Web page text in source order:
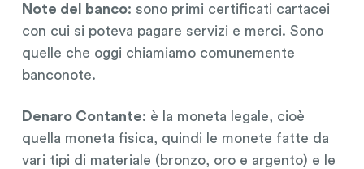
Note del banco: sono primi certificati cartacei
con cui si poteva pagare servizi e merci. Sono
quelle che oggi chiamiamo comunemente
banconote.
Denaro Contante: è la moneta legale, cioè
quella moneta fisica, quindi le monete fatte da
vari tipi di materiale (bronzo, oro e argento) e le